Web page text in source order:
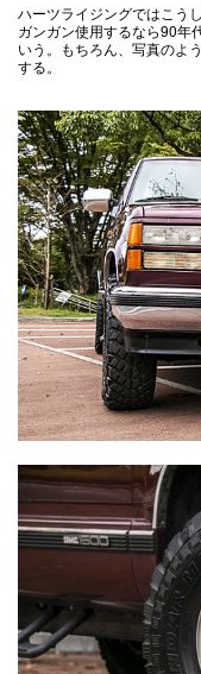
ハーツライジングではこう
ガンガン使用するなら90年
いう。もちろん、写真のよ
する。